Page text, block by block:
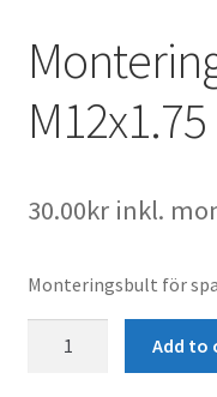
M12x1.75
30.00krinkl.
Monteringsbult för
Add to